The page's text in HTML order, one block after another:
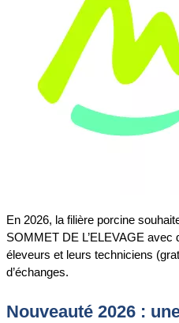
En 2026, la filière porcine
SOMMET DE L’ELEVAGE avec
éleveurs et leurs techniciens
d’échanges.
Nouveauté 2026 :